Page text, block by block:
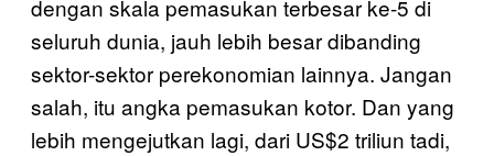
dengan skala pemasukan terbesar ke-5 di
seluruh dunia, jauh lebih besar dibanding
sektor-sektor perekonomian lainnya. Jangan
salah, itu angka pemasukan kotor. Dan yang
lebih mengejutkan lagi, dari US$2 triliun tadi,